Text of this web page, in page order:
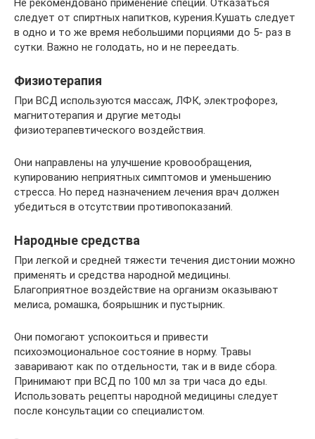
следует от спиртных напитков, курения.Кушать следует
в одно и то же время небольшими порциями до 5- раз в
сутки. Важно не голодать, но и не переедать.
Физиотерапия
При ВСД используются массаж, ЛФК, электрофорез,
магнитотерапия и другие методы
физиотерапевтического воздействия.
Они направлены на улучшение кровообращения,
купированию неприятных симптомов и уменьшению
стресса. Но перед назначением лечения врач должен
убедиться в отсутствии противопоказаний.
Народные средства
При легкой и средней тяжести течения дистонии можно
применять и средства народной медицины.
Благоприятное воздействие на организм оказывают
мелиса, ромашка, боярышник и пустырник.
Они помогают успокоиться и привести
психоэмоциональное состояние в норму. Травы
заваривают как по отдельности, так и в виде сбора.
Принимают при ВСД по 100 мл за три часа до еды.
Использовать рецепты народной медицины следует
после консультации со специалистом.